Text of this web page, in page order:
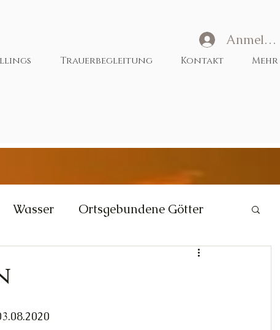
Anmelden
Trauerbegleitung Kontakt Mehr
Wasser Ortsgebundene Götter